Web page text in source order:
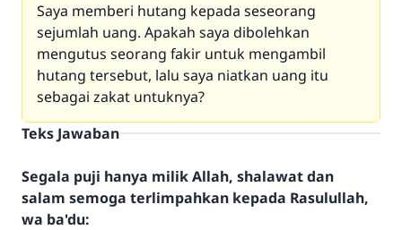
Saya memberi hutang kepada seseorang
sejumlah uang. Apakah saya dibolehkan
mengutus seorang fakir untuk mengambil
hutang tersebut, lalu saya niatkan uang itu
sebagai zakat untuknya?
Teks Jawaban
Segala puji hanya milik Allah, shalawat dan
salam semoga terlimpahkan kepada Rasulullah,
wa ba'du: